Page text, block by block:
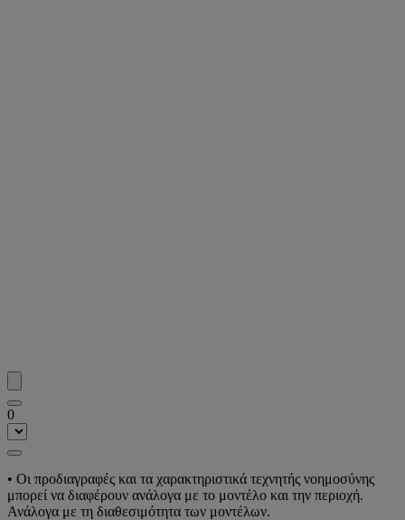
0
• Οι προδιαγραφές και τα χαρακτηριστικά τεχνητής νοημοσύνης
μπορεί να διαφέρουν ανάλογα με το μοντέλο και την περιοχή.
Ανάλογα με τη διαθεσιμότητα των μοντέλων.